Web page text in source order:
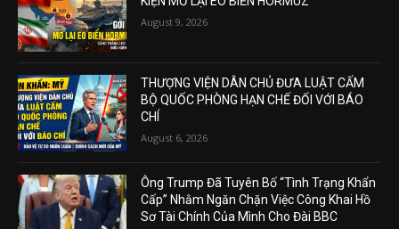
August 9, 2026
THƯỢNG VIỆN DÂN CHỦ ĐƯA LUẬT CẤM
BỘ QUỐC PHÒNG HẠN CHẾ ĐỐI VỚI BÁO
CHÍ
August 6, 2026
Ông Trump Đã Tuyên Bố “Tình Trạng Khẩn
Cấp” Nhằm Ngăn Chặn Việc Công Khai Hồ
Sơ Tài Chính Của Mình Cho Đài BBC